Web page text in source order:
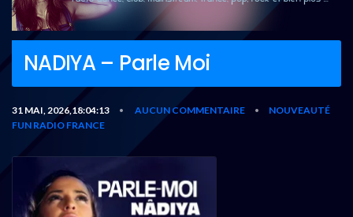
NADIYA – Parle Moi
31 MAI, 2026,18:04:13 • AUCUN COMMENTAIRE •
NOUVEAUTÉ
FUN RADIO FRANCE